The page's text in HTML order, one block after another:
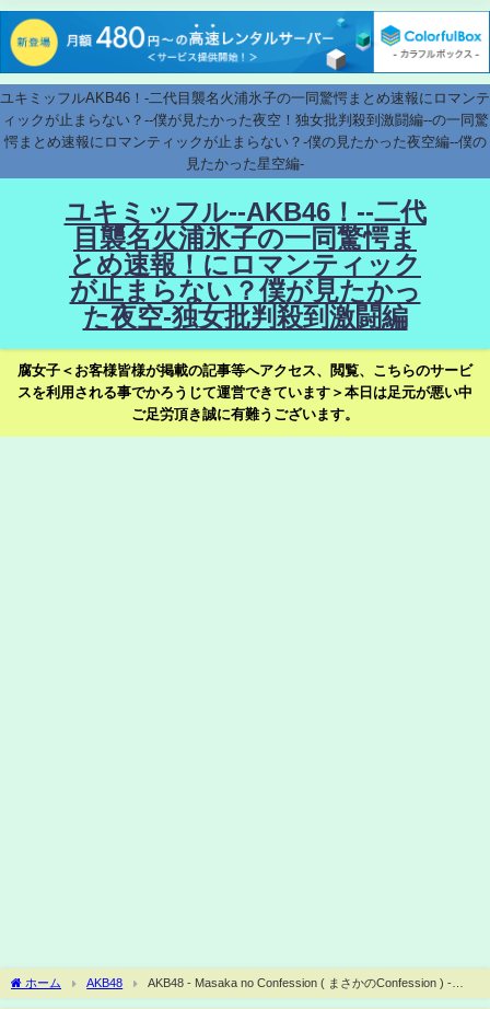
ユキミッフルAKB46！-二代目襲名火浦氷子の一同驚愕まとめ速報にロマンテ
ィックが止まらない？--僕が見たかった夜空！独女批判殺到激闘編--の一同驚
愕まとめ速報にロマンティックが止まらない？-僕の見たかった夜空編--僕の
見たかった星空編-
ユキミッフル--AKB46！--二代
目襲名火浦氷子の一同驚愕ま
とめ速報！にロマンティック
が止まらない？僕が見たかっ
た夜空-独女批判殺到激闘編
腐女子＜お客様皆様が掲載の記事等へアクセス、閲覧、こちらのサービ
スを利用される事でかろうじて運営できています＞本日は足元が悪い中
ご足労頂き誠に有難うございます。
ホーム AKB48
AKB48 - Masaka no Confession ( まさかのConfession ) -
Buzz Rhythm [4K 60fps]